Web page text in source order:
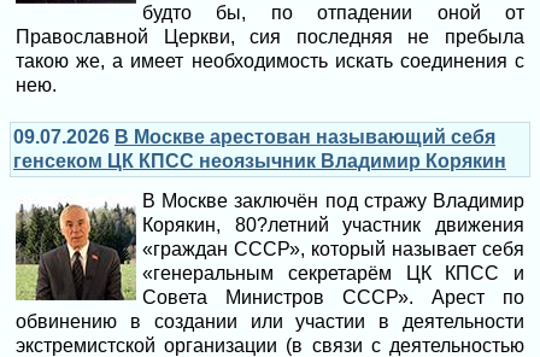
будто бы, по отпадении оной от
Православной Церкви, сия последняя не пребыла
такою же, а имеет необходимость искать соединения с
нею.
09.07.2026 В Москве арестован называющий себя
генсеком ЦК КПСС неоязычник Владимир Корякин
В Москве заключён под стражу Владимир
Корякин, 80?летний участник движения
«граждан СССР», который называет себя
«генеральным секретарём ЦК КПСС и
Совета Министров СССР». Арест по
обвинению в создании или участии в деятельности
экстремистской организации (в связи с деятельностью